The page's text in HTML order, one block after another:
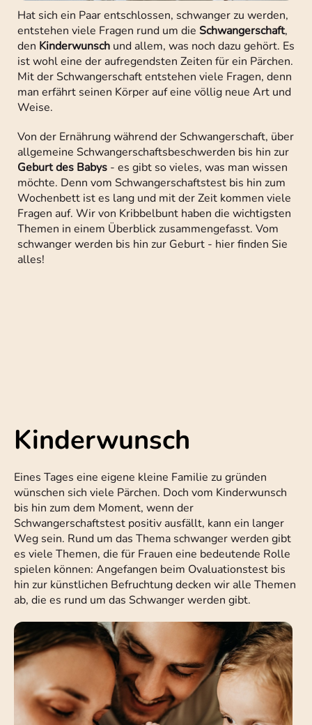
Hat sich ein Paar entschlossen, schwanger zu werden,
entstehen viele Fragen rund um die Schwangerschaft,
den Kinderwunsch und allem, was noch dazu gehört. Es
ist wohl eine der aufregendsten Zeiten für ein Pärchen.
Mit der Schwangerschaft entstehen viele Fragen, denn
man erfährt seinen Körper auf eine völlig neue Art und
Weise.
Von der Ernährung während der Schwangerschaft, über
allgemeine Schwangerschaftsbeschwerden bis hin zur
Geburt des Babys - es gibt so vieles, was man wissen
möchte. Denn vom Schwangerschaftstest bis hin zum
Wochenbett ist es lang und mit der Zeit kommen viele
Fragen auf. Wir von Kribbelbunt haben die wichtigsten
Themen in einem Überblick zusammengefasst. Vom
schwanger werden bis hin zur Geburt - hier finden Sie
alles!
Kinderwunsch
Eines Tages eine eigene kleine Familie zu gründen
wünschen sich viele Pärchen. Doch vom Kinderwunsch
bis hin zum dem Moment, wenn der
Schwangerschaftstest positiv ausfällt, kann ein langer
Weg sein. Rund um das Thema schwanger werden gibt
es viele Themen, die für Frauen eine bedeutende Rolle
spielen können: Angefangen beim Ovaluationstest bis
hin zur künstlichen Befruchtung decken wir alle Themen
ab, die es rund um das Schwanger werden gibt.